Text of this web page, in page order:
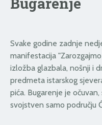
Svake godine zadnje
manifestacija
izložba glazbala, nošnji i
predmeta istarskog
pića. Bugarenje je
svojstven samo području